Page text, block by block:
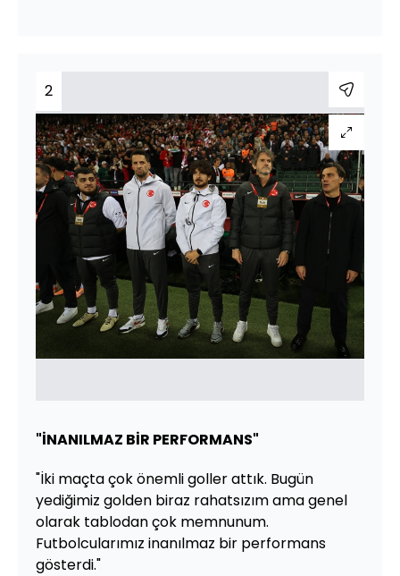
2
"İNANILMAZ BİR PERFORMANS"
"İki maçta çok önemli goller attık. Bugün
yediğimiz golden biraz rahatsızım ama genel
olarak tablodan çok memnunum.
Futbolcularımız inanılmaz bir performans
gösterdi."